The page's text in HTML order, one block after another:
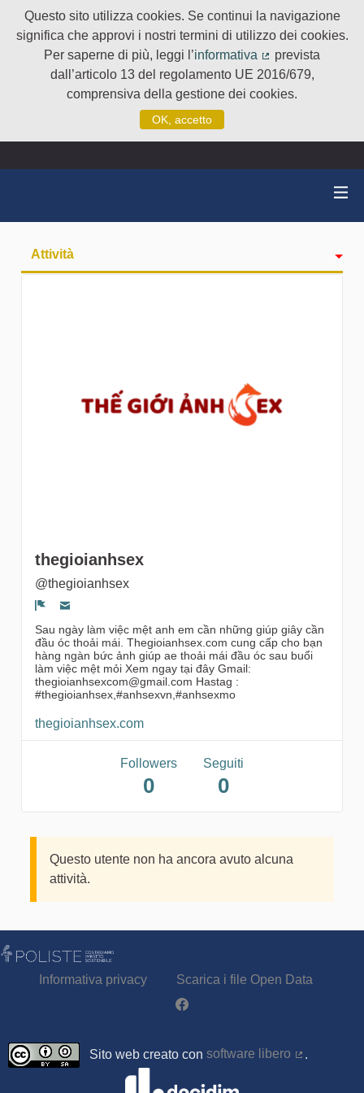
Questo sito utilizza cookies. Se continui la navigazione
significa che approvi i nostri termini di utilizzo dei cookies.
Per saperne di più, leggi l’informativa
(Collegamento
prevista
dall’articolo 13 del regolamento UE 2016/679,
comprensiva della gestione dei cookies.
OK, accetto
Attività
thegioianhsex
@thegioianhsex
Segnala un problema
Sau ngày làm việc mệt anh em cần những giúp giây cần
đầu óc thoải mái. Thegioianhsex.com cung cấp cho bạn
hàng ngàn bức ảnh giúp ae thoải mái đầu óc sau buổi
làm việc mệt mỏi Xem ngay tại đây Gmail:
thegioianhsexcom@gmail.com Hastag :
#thegioianhsex,#anhsexvn,#anhsexmo
thegioianhsex.com
Followers
0
Seguiti
0
Questo utente non ha ancora avuto alcuna
attività.
Informativa privacy
Scarica i file Open Data
Partecipa - Poliste su Facebook
Sito web creato con software libero
.